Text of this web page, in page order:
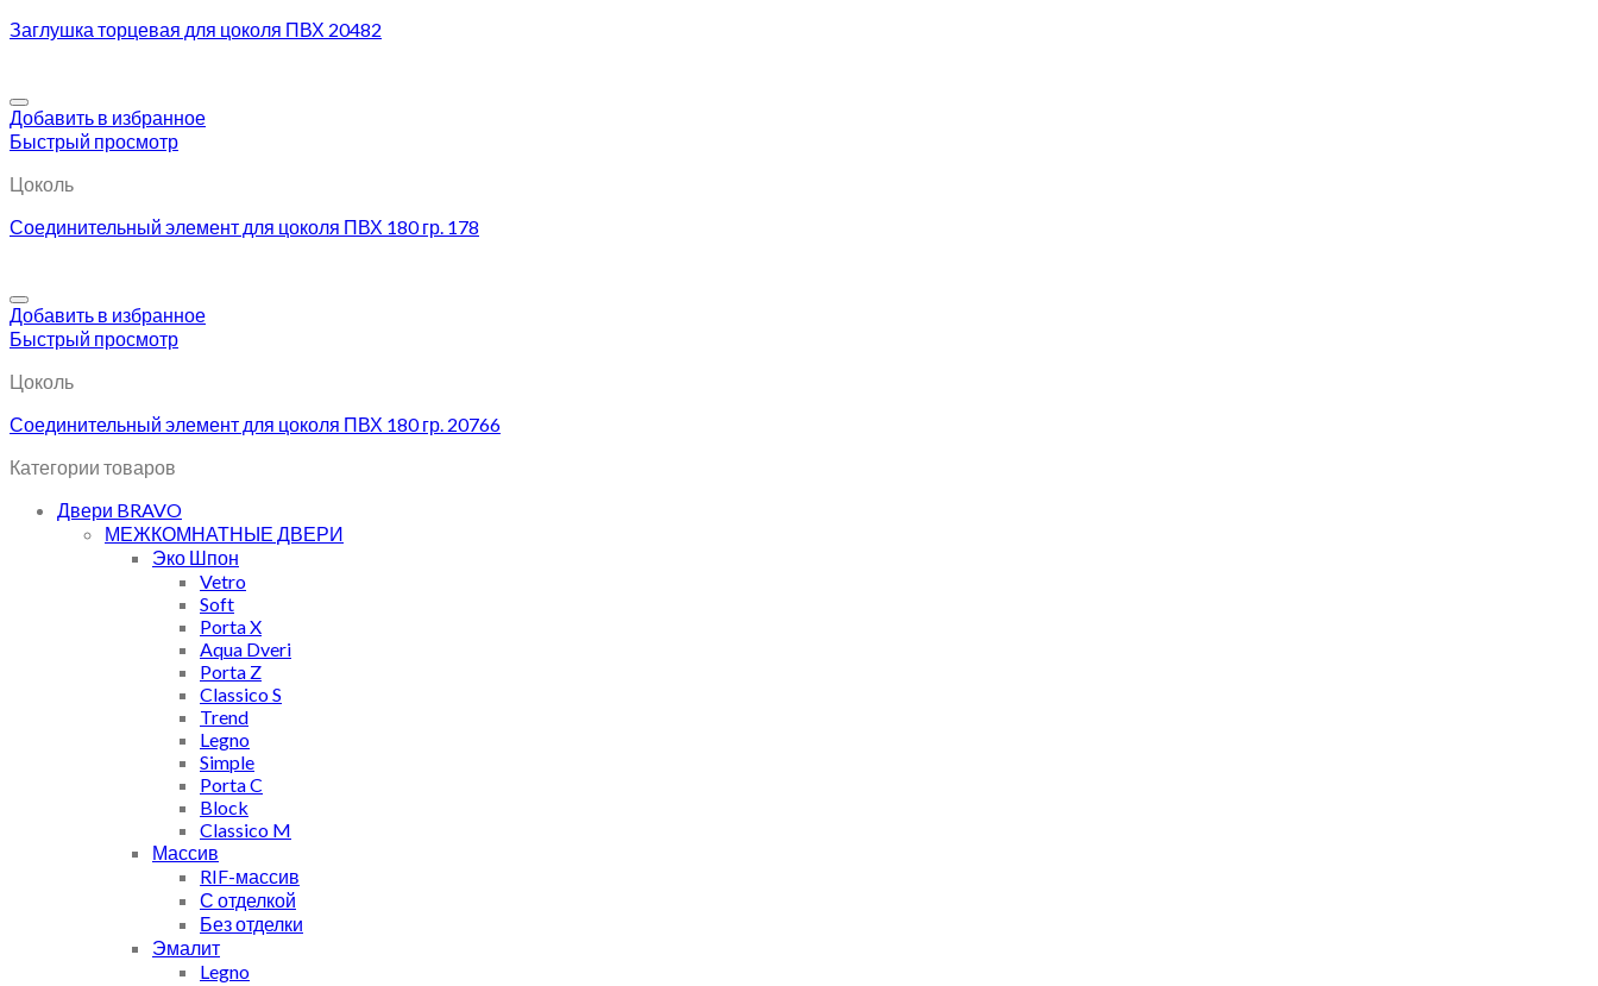
Заглушка торцевая для цоколя ПВХ 20482
Добавить в избранное
Быстрый просмотр
Цоколь
Соединительный элемент для цоколя ПВХ 180 гр. 178
Добавить в избранное
Быстрый просмотр
Цоколь
Соединительный элемент для цоколя ПВХ 180 гр. 20766
Категории товаров
Двери BRAVO
МЕЖКОМНАТНЫЕ ДВЕРИ
Эко Шпон
Vetro
Soft
Porta X
Aqua Dveri
Porta Z
Classico S
Trend
Legno
Simple
Porta C
Block
Classico M
Массив
RIF-массив
С отделкой
Без отделки
Эмалит
Legno